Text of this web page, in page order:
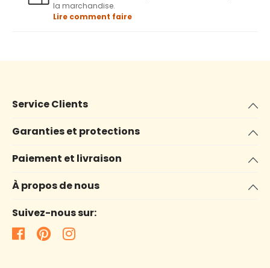
la marchandise.
Lire comment faire
Service Clients
Garanties et protections
Paiement et livraison
À propos de nous
Suivez-nous sur: